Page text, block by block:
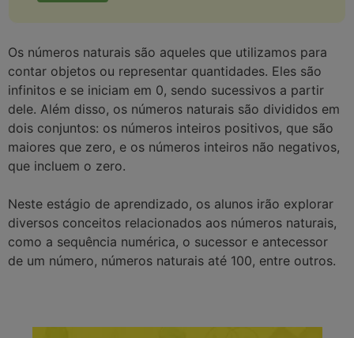
Os números naturais são aqueles que utilizamos para
contar objetos ou representar quantidades. Eles são
infinitos e se iniciam em 0, sendo sucessivos a partir
dele. Além disso, os números naturais são divididos em
dois conjuntos: os números inteiros positivos, que são
maiores que zero, e os números inteiros não negativos,
que incluem o zero.
Neste estágio de aprendizado, os alunos irão explorar
diversos conceitos relacionados aos números naturais,
como a sequência numérica, o sucessor e antecessor
de um número, números naturais até 100, entre outros.